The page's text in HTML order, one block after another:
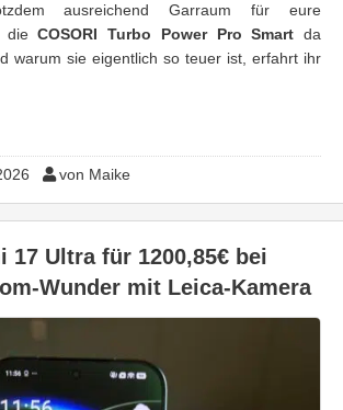
ausreichend Garraum für eure
dieCOSORI Turbo Power Pro Smart da
warum sie eigentlich so teuer ist, erfahrt ihr
von Maike
17 Ultra für 1200,85€ bei
Wunder mit Leica-Kamera